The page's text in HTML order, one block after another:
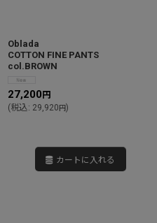
Oblada
COTTON FINE PANTS
col.BROWN
27,200 円
(税込: 29,920円)
カートに入れる